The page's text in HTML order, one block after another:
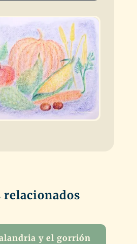
y el gorrión